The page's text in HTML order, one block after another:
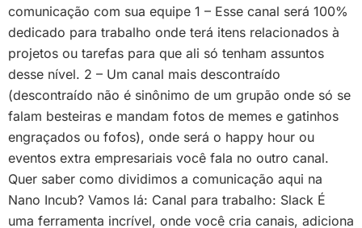
comunicação com sua equipe 1 – Esse canal será 100%
dedicado para trabalho onde terá itens relacionados à
projetos ou tarefas para que ali só tenham assuntos
desse nível. 2 – Um canal mais descontraído
(descontraído não é sinônimo de um grupão onde só se
falam besteiras e mandam fotos de memes e gatinhos
engraçados ou fofos), onde será o happy hour ou
eventos extra empresariais você fala no outro canal.
Quer saber como dividimos a comunicação aqui na
Nano Incub? Vamos lá: Canal para trabalho: Slack É
uma ferramenta incrível, onde você cria canais, adiciona